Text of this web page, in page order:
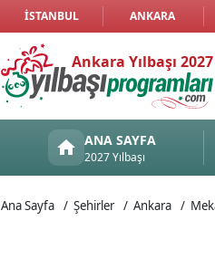
İSTANBUL ANKARA
Ankara Yılbaşı 2027
ANA SAYFA
2027 Yılbaşı
Ana Sayfa Şehirler Ankara